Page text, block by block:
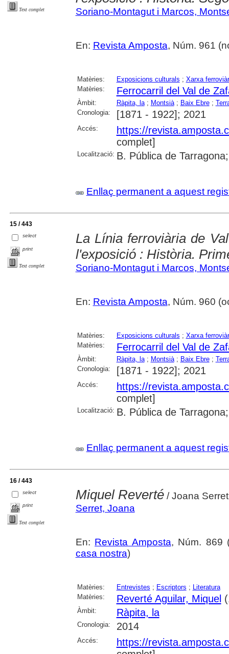
Text complet Soriano-Montagut i Marcos,
En: Revista Amposta, Núm. 961
Matèries: Exposicions culturals ; Xarxa
Matèries:
Ferrocarril del Val de
Àmbit: Ràpita, la; Montsià; Baix Ebre;
Cronologia:
[1871 - 1922]; 2021
Accés:
https://
complet]
Localització: B. Pública de
Enllaç permanent a aquest
15 / 443
select
print
Text complet
La Línia ferroviària de
l'exposició : Història.
Soriano-Montagut i Marcos,
En: Revista Amposta, Núm. 960
Matèries: Exposicions culturals ; Xarxa
Matèries:
Ferrocarril del Val de
Àmbit: Ràpita, la; Montsià; Baix Ebre;
Cronologia:
[1871 - 1922]; 2021
Accés:
https://
complet]
Localització: B. Pública de
Enllaç permanent a aquest
16 / 443
select
print
Text complet
Miquel Reverté/ Joana Serret
Serret, Joana
En: Revista Amposta, Núm. 869
casa nostra)
Matèries: Entrevistes ; Escriptors ;
Literatura
Matèries:
Reverté Aguilar, Miquel
Àmbit: Ràpita, la
Cronologia: 2014
Accés:
https://